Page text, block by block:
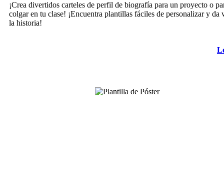
¡Crea divertidos carteles de perfil de biografía para un proyecto o
colgar en tu clase! ¡Encuentra plantillas fáciles de personalizar y da
la historia!